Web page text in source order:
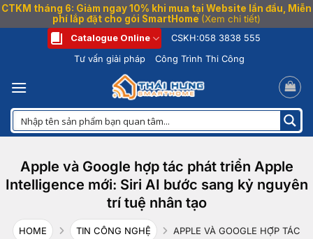
CTKM tháng 6: Giảm ngay 10% khi mua tại Website lần đầu, Miễn
phí lắp đặt cho gói SmartHome (Xem chi tiết)
dung
Catalogue Online CSKH:058 3838 555
Tư vấn giải pháp
Công Trình Thi Công
Apple và Google hợp tác phát triển Apple
Intelligence mới: Siri AI bước sang kỷ nguyên
trí tuệ nhân tạo
HOME TIN CÔNG NGHỆ
APPLE VÀ GOOGLE HỢP TÁC